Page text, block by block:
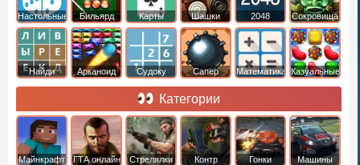
Настольные Бильярд Карты Шашки 2048
Cокровища
Монтесумы
Найди
Арканоид Судоку Сапер Математика Казуальные
Категории
Майнкрафт ГТА онлайн Стрелялки
Контр
Гонки Машины